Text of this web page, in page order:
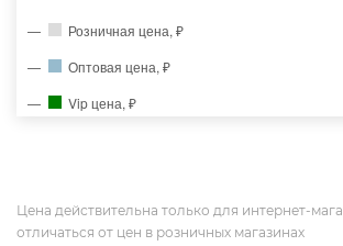
Розничная цена, ₽
Оптовая цена, ₽
Vip цена, ₽
Цена действительна только для интернет-
отличаться от цен в розничных магазинах